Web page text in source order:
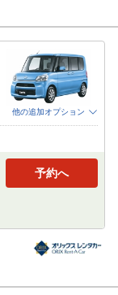
他の追加オプション
予約へ